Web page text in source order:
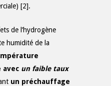
[2].
de l’hydrogène
humidité de la
avec un faible taux
un préchauffage